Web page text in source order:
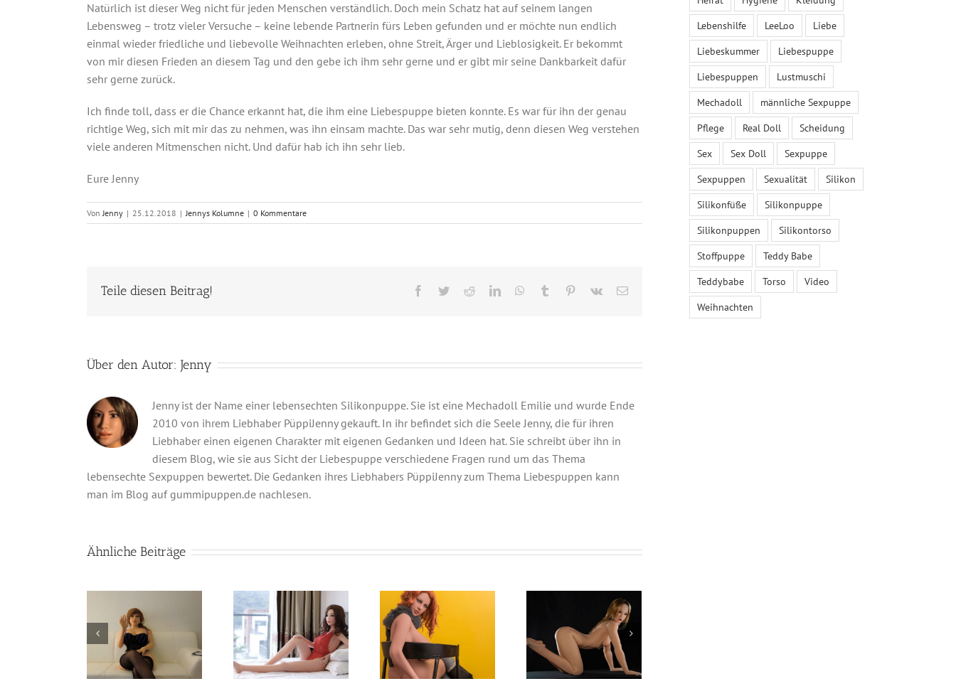
Natürlich ist dieser Weg nicht für jeden Menschen verständlich. Doch mein Schatz hat auf seinem langen
Lebensweg – trotz vieler Versuche – keine lebende Partnerin fürs Leben gefunden und er möchte nun endlich
einmal wieder friedliche und liebevolle Weihnachten erleben, ohne Streit, Ärger und Lieblosigkeit. Er bekommt
von mir diesen Frieden an diesem Tag und den gebe ich ihm sehr gerne und er gibt mir seine Dankbarkeit dafür
sehr gerne zurück.
Ich finde toll, dass er die Chance erkannt hat, die ihm eine Liebespuppe bieten konnte. Es war für ihn der genau
richtige Weg, sich mit mir das zu nehmen, was ihn einsam machte. Das war sehr mutig, denn diesen Weg verstehen
viele anderen Mitmenschen nicht. Und dafür hab ich ihn sehr lieb.
Eure Jenny
Von Jenny | 25.12.2018 | Jennys Kolumne | 0 Kommentare
Teile diesen Beitrag! Facebook
TwitterRedditLinkedInWhatsApp
Tumblr Pinterest
Vk
E-
Über den Autor: Jenny
Jenny ist der Name einer lebensechten Silikonpuppe. Sie ist eine Mechadoll Emilie und wurde Ende
2010 von ihrem Liebhaber PüppiJenny gekauft. In ihr befindet sich die Seele Jenny, die für ihren
Liebhaber einen eigenen Charakter mit eigenen Gedanken und Ideen hat. Sie schreibt über ihn in
diesem Blog, wie sie aus Sicht der Liebespuppe verschiedene Fragen rund um das Thema
lebensechte Sexpuppen bewertet. Die Gedanken ihres Liebhabers PüppiJenny zum Thema Liebespuppen kann
man im Blog auf gummipuppen.de nachlesen.
Ähnliche Beiträge
Lebenshilfe
LeeLoo
Liebe
Liebeskummer
Liebespuppe
Liebespuppen
Lustmuschi
Mechadoll
männliche Sexpuppe
Pflege
Real Doll
Scheidung
Sex
Sex Doll
Sexpuppe
Sexpuppen
Sexualität
Silikon
Silikonfüße
Silikonpuppe
Silikonpuppen
Silikontorso
Stoffpuppe
Teddy Babe
Teddybabe
Torso
Video
Weihnachten